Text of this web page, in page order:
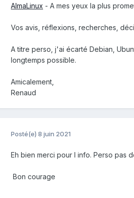
AlmaLinux - A mes yeux la plus
Vos avis, réflexions, recherches,
A titre perso, j'ai écarté Debian,
longtemps possible.
Amicalement,
Renaud
Posté(e) 8 juin 2021
Eh bien merci pour l info. Perso pas
Bon courage